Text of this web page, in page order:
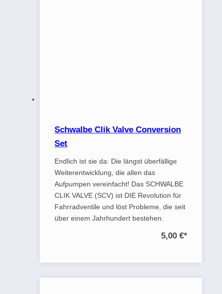
Schwalbe Clik Valve Conversion
Set
Endlich ist sie da: Die längst überfällige
Weiterentwicklung, die allen das
Aufpumpen vereinfacht! Das SCHWALBE
CLIK VALVE (SCV) ist DIE Revolution für
Fahrradventile und löst Probleme, die seit
über einem Jahrhundert bestehen.
5,00 €*